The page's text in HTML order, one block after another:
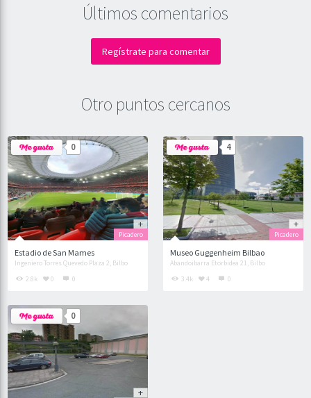
Últimos comentarios
Regístrate para comentar
Otro puntos cercanos
0
Estadio de San Mames
Ingeniero Torres Quevedo Plaza 2, Bilbo
Picadero
2.8k 0 0
4
Museo Guggenheim Bilbao
Abandoibarra Etorbidea 21, Bilbo
Picadero
3.4k 4 0
0